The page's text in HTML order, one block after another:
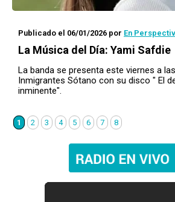
Publicado el 06/01/2026 por En
La Música del Día: Yami Safdie
La banda se presenta este viernes a
Inmigrantes Sótano con su disco " El
inminente".
1 2 3 4 5 6 7 8